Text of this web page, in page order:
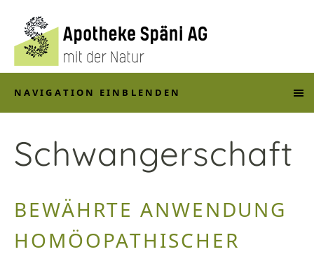
NAVIGATION EINBLENDEN
Schwangerschaft
BEWÄHRTE ANWENDUNG
HOMÖOPATHISCHER